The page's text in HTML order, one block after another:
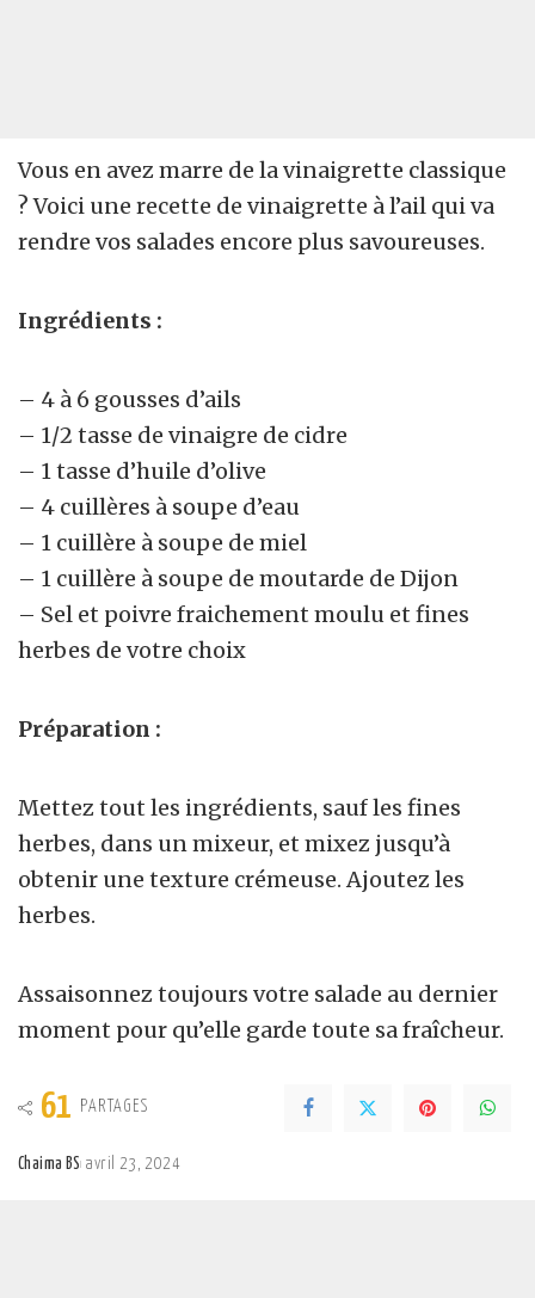
Vous en avez marre de la vinaigrette classique
? Voici une recette de vinaigrette à l’ail qui va
rendre vos salades encore plus savoureuses.
Ingrédients :
– 4 à 6 gousses d’ails
– 1/2 tasse de vinaigre de cidre
– 1 tasse d’huile d’olive
– 4 cuillères à soupe d’eau
– 1 cuillère à soupe de miel
– 1 cuillère à soupe de moutarde de Dijon
– Sel et poivre fraichement moulu et fines
herbes de votre choix
Préparation :
Mettez tout les ingrédients, sauf les fines
herbes, dans un mixeur, et mixez jusqu’à
obtenir une texture crémeuse. Ajoutez les
herbes.
Assaisonnez toujours votre salade au dernier
moment pour qu’elle garde toute sa fraîcheur.
61 PARTAGES
Chaima BS avril 23, 2024